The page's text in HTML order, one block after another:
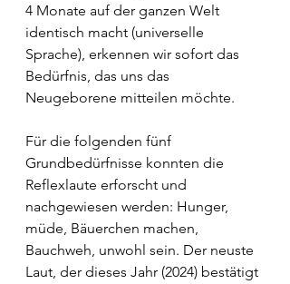
4 Monate auf der ganzen Welt
identisch macht (universelle
Sprache), erkennen wir sofort das
Bedürfnis, das uns das
Neugeborene mitteilen möchte.
Für die folgenden fünf
Grundbedürfnisse konnten die
Reflexlaute erforscht und
nachgewiesen werden: Hunger,
müde, Bäuerchen machen,
Bauchweh, unwohl sein. Der neuste
Laut, der dieses Jahr (2024) bestätigt